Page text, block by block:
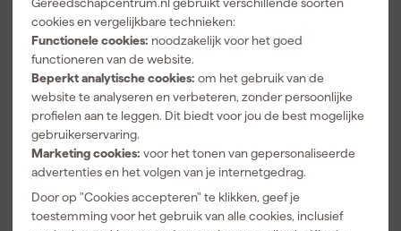
cookies en vergelijkbare technieken:
Functionele cookies: noodzakelijk voor het goed
functioneren van de website.
Beperkt analytische cookies: om het gebruik van de
website te analyseren en verbeteren, zonder persoonlijke
profielen aan te leggen. Dit biedt voor jou de best mogelijke
gebruikerservaring.
Marketing cookies: voor het tonen van gepersonaliseerde
advertenties en het volgen van je internetgedrag.
Door op "Cookies accepteren" te klikken, geef je
toestemming voor het gebruik van alle cookies, inclusief
Adviesprijs 23,30
14,90
incl. BTW
Adviesprijs 14,00
13,99
incl. BTW
magnetisch -
Adviesprijs
27,96
incl. BTW